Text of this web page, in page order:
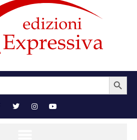
SEARCH BUTTON